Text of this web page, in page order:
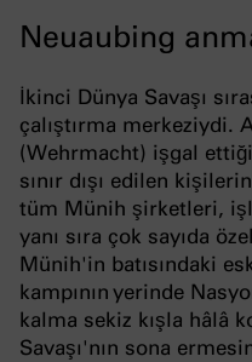
Neuaubing
İkinci Dünya Savaşı
çalıştırma merkeziydi.
(Wehrmacht) işgal
sınır dışı edilen
tüm Münih şirketleri,
yanı sıra çok sayıda
Münih'in batısındaki
kampının yerinde
kalma sekiz kışla hâlâ
Savaşı'nın sona